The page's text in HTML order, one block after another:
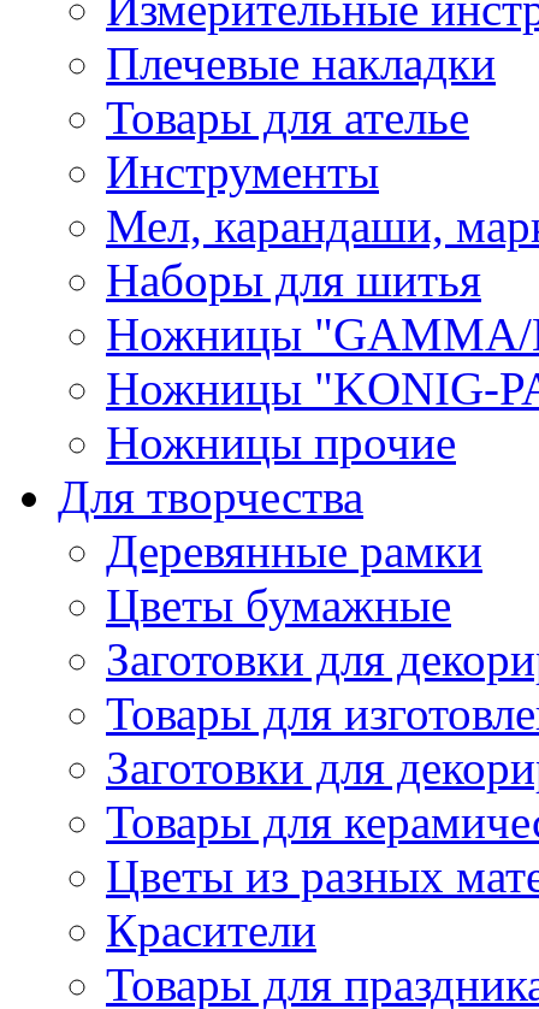
Плечевые накладки
Товары для ателье
Инструменты
Мел, карандаши,
Наборы для шитья
Ножницы "GAMMA/
Ножницы "KONIG-
Ножницы прочие
Для творчества
Деревянные рамки
Цветы бумажные
Заготовки для
Товары для
Заготовки для
Товары для
Цветы из разных
Красители
Товары для